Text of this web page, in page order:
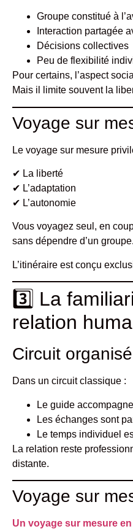
Groupe constitué à
Interaction partagée
Décisions collectives
Peu de flexibilité
Pour certains, l’aspect
Mais il limite souvent la
Voyage sur
Le voyage sur mesure
✔ La liberté
✔ L’adaptation
✔ L’autonomie
Vous voyagez seul, en
sans dépendre d’un groupe.
L’itinéraire est conçu
3️⃣ La
relation
Circuit organisé
Dans un circuit classique :
Le guide
Les échanges sont
Le temps individuel
La relation reste
distante.
Voyage sur
Un voyage sur mesure